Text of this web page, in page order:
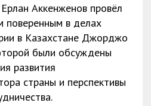
Аккенженов провёл
поверенным в делах
в Казахстане Джорджо
были обсуждены
развития
страны и перспективы